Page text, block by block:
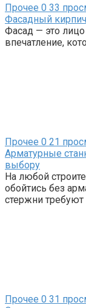
Прочее 0 33
Фасадный
Фасад — это лицо
впечатление,
Прочее 0 21
Арматурные
выбору
На любой
обойтись без
стержни
Прочее 0 31